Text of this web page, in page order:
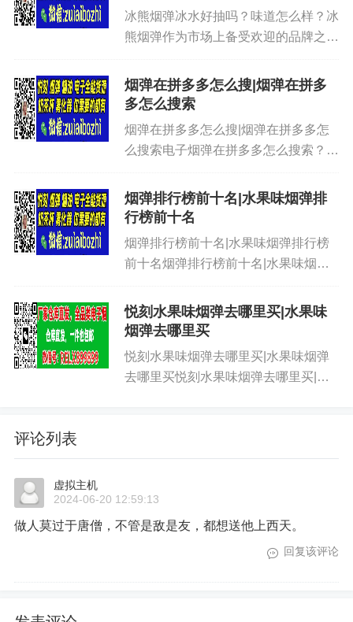
冰熊烟弹冰水好抽吗？味道怎么样？冰
熊烟弹作为市场上备受欢迎的品牌之
口味都有着独特的魅力，满足不同人群
的口味偏好。真格冰熊烟弹口味非常的
烟弹在拼多多怎么搜|烟弹在拼多
多怎么搜索
烟弹在拼多多怎么搜|烟弹在拼多多怎
么搜索电子烟弹在拼多多怎么搜索？拼
家，但是大多数都无法直接通过产品词
找到，因为有很多暗号，使用词库屏蔽
烟弹排行榜前十名|水果味烟弹排
行榜前十名
烟弹排行榜前十名|水果味烟弹排行榜
前十名烟弹排行榜前十名|水果味烟弹
味烟弹排行榜前十名烟弹排行榜前十
名|水果味烟弹排行榜前十名烟弹排行
悦刻水果味烟弹去哪里买|水果味
烟弹去哪里买
悦刻水果味烟弹去哪里买|水果味烟弹
去哪里买悦刻水果味烟弹去哪里买|水
刻水果味烟弹去哪里买|水果味烟...
评论列表
虚拟主机
2024-06-20 12:59:13
做人莫过于唐僧，不管是敌是友，都想送他上西天。
回复该评论